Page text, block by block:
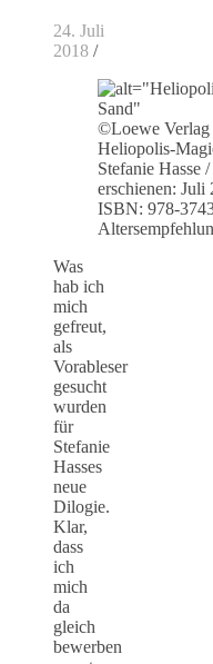
24. Juli
2018 /
©Loewe Verlag
Heliopolis-
Stefanie Hasse
erschienen: Juli
ISBN: 978-
Was
hab ich
mich
gefreut,
als
Vorableser
gesucht
wurden
für
Stefanie
Hasses
neue
Dilogie.
Klar,
dass
ich
mich
da
gleich
bewerben